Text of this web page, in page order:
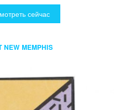
сейчас
MEMPHIS